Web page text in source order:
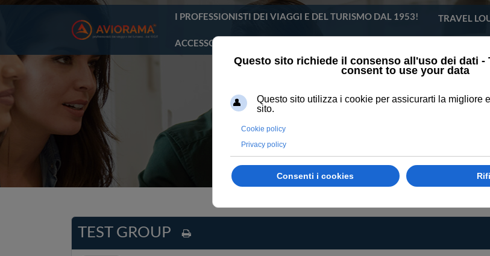
I PROFESSIONISTI DEI VIAGGI E DEL TURISMO DAL 1953! TRAVEL
ACCESSO AREA RISERVATA
TEST GROUP
TEST GROUP